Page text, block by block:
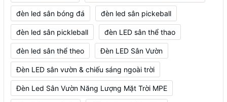
đèn led sân bóng đá đèn led sân pickeball
đèn led sân pickleball đèn LED sân thể thao
đèn led sân thể theo Đèn LED Sân Vườn
Đèn LED sân vườn & chiếu sáng ngoài trời
Đèn Led Sân Vườn Năng Lượng Mặt Trời MPE